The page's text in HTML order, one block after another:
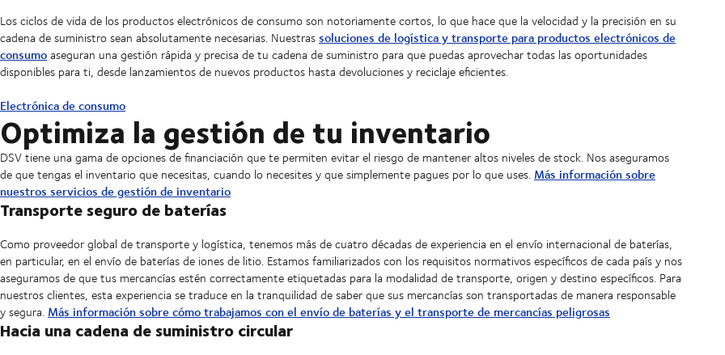
Los ciclos de vida de los productos electrónicos de consumo son notoriamente cortos, lo que hace que la velocidad y la precisión en su
cadena de suministro sean absolutamente necesarias. Nuestrassoluciones de logística y transporte para productos electrónicos de
consumoaseguran una gestión rápida y precisa de tu cadena de suministro para que puedas aprovechar todas las oportunidades
disponibles para ti, desde lanzamientos de nuevos productos hasta devoluciones y reciclaje eficientes.
Electrónica de consumo
Optimiza la gestión de tu inventario
DSV tiene una gama de opciones de financiación que te permiten evitar el riesgo de mantener altos niveles de stock. Nos aseguramos
de que tengas el inventario que necesitas, cuando lo necesites y que simplemente pagues por lo que uses. Más información sobre
nuestros servicios de gestión de inventario
Transporte seguro de baterías
Como proveedor global de transporte y logística, tenemos más de cuatro décadas de experiencia en el envío internacional de baterías,
en particular, en el envío de baterías de iones de litio. Estamos familiarizados con los requisitos normativos específicos de cada país y nos
aseguramos de que tus mercancías estén correctamente etiquetadas para la modalidad de transporte, origen y destino específicos. Para
nuestros clientes, esta experiencia se traduce en la tranquilidad de saber que sus mercancías son transportadas de manera responsable
y segura. Más información sobre cómo trabajamos con el envío de baterías y el transporte de mercancías peligrosas
Hacia una cadena de suministro circular